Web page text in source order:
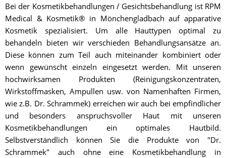
Bei der Kosmetikbehandlungen / Gesichtsbehandlung ist RPM
Medical & Kosmetik® in Mönchengladbach auf apparative
Kosmetik spezialisiert. Um alle Hauttypen optimal zu
behandeln bieten wir verschieden Behandlungsansätze an.
Diese können zum Teil auch miteinander kombiniert oder
wenn gewünscht einzeln eingesetzt werden. Mit unseren
hochwirksamen Produkten (Reinigungskonzentraten,
Wirkstoffmasken, Ampullen usw. von Namenhaften Firmen,
wie z.B. Dr. Schrammek) erreichen wir auch bei empfindlicher
und besonders anspruchsvoller Haut mit unseren
Kosmetikbehandlungen ein optimales Hautbild.
Selbstverständlich können Sie die Produkte von "Dr.
Schrammek" auch ohne eine Kosmetikbehandlung in